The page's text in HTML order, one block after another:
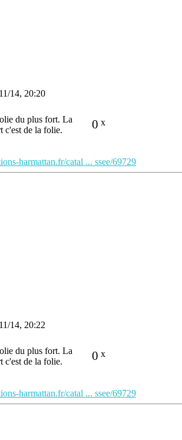
14, 20:20
0 x
du plus fort. La
c'est de la folie.
harmattan.fr/catal ... ssee/69729
14, 20:22
0 x
du plus fort. La
c'est de la folie.
harmattan.fr/catal ... ssee/69729